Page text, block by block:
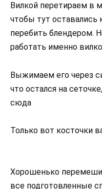
Вилкой перетираем в
чтобы тут
перебить блендером.
работать именно
Выжимаем его через
что остался на
сюда
Только вот косточки
Хорошенько
все подготовленные